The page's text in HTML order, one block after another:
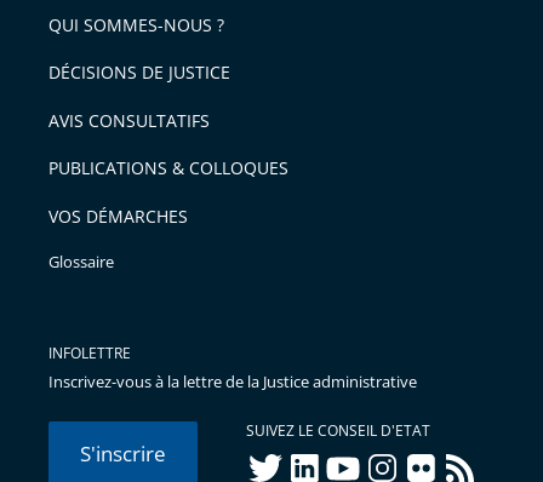
arriver
après
l'article
pour
avant
QUI SOMMES-NOUS ?
DÉCISIONS DE JUSTICE
AVIS CONSULTATIFS
PUBLICATIONS & COLLOQUES
VOS DÉMARCHES
Glossaire
INFOLETTRE
Inscrivez-vous à la lettre de la Justice administrative
S'inscrire
SUIVEZ LE CONSEIL D'ETAT
twitterlinkedInyoutubeinstagram
flickr rss